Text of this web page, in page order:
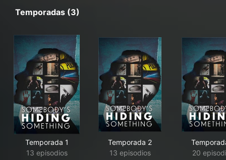
Temporadas (3)
Temporada 1
13 episodios
Temporada 2
13 episodios
20